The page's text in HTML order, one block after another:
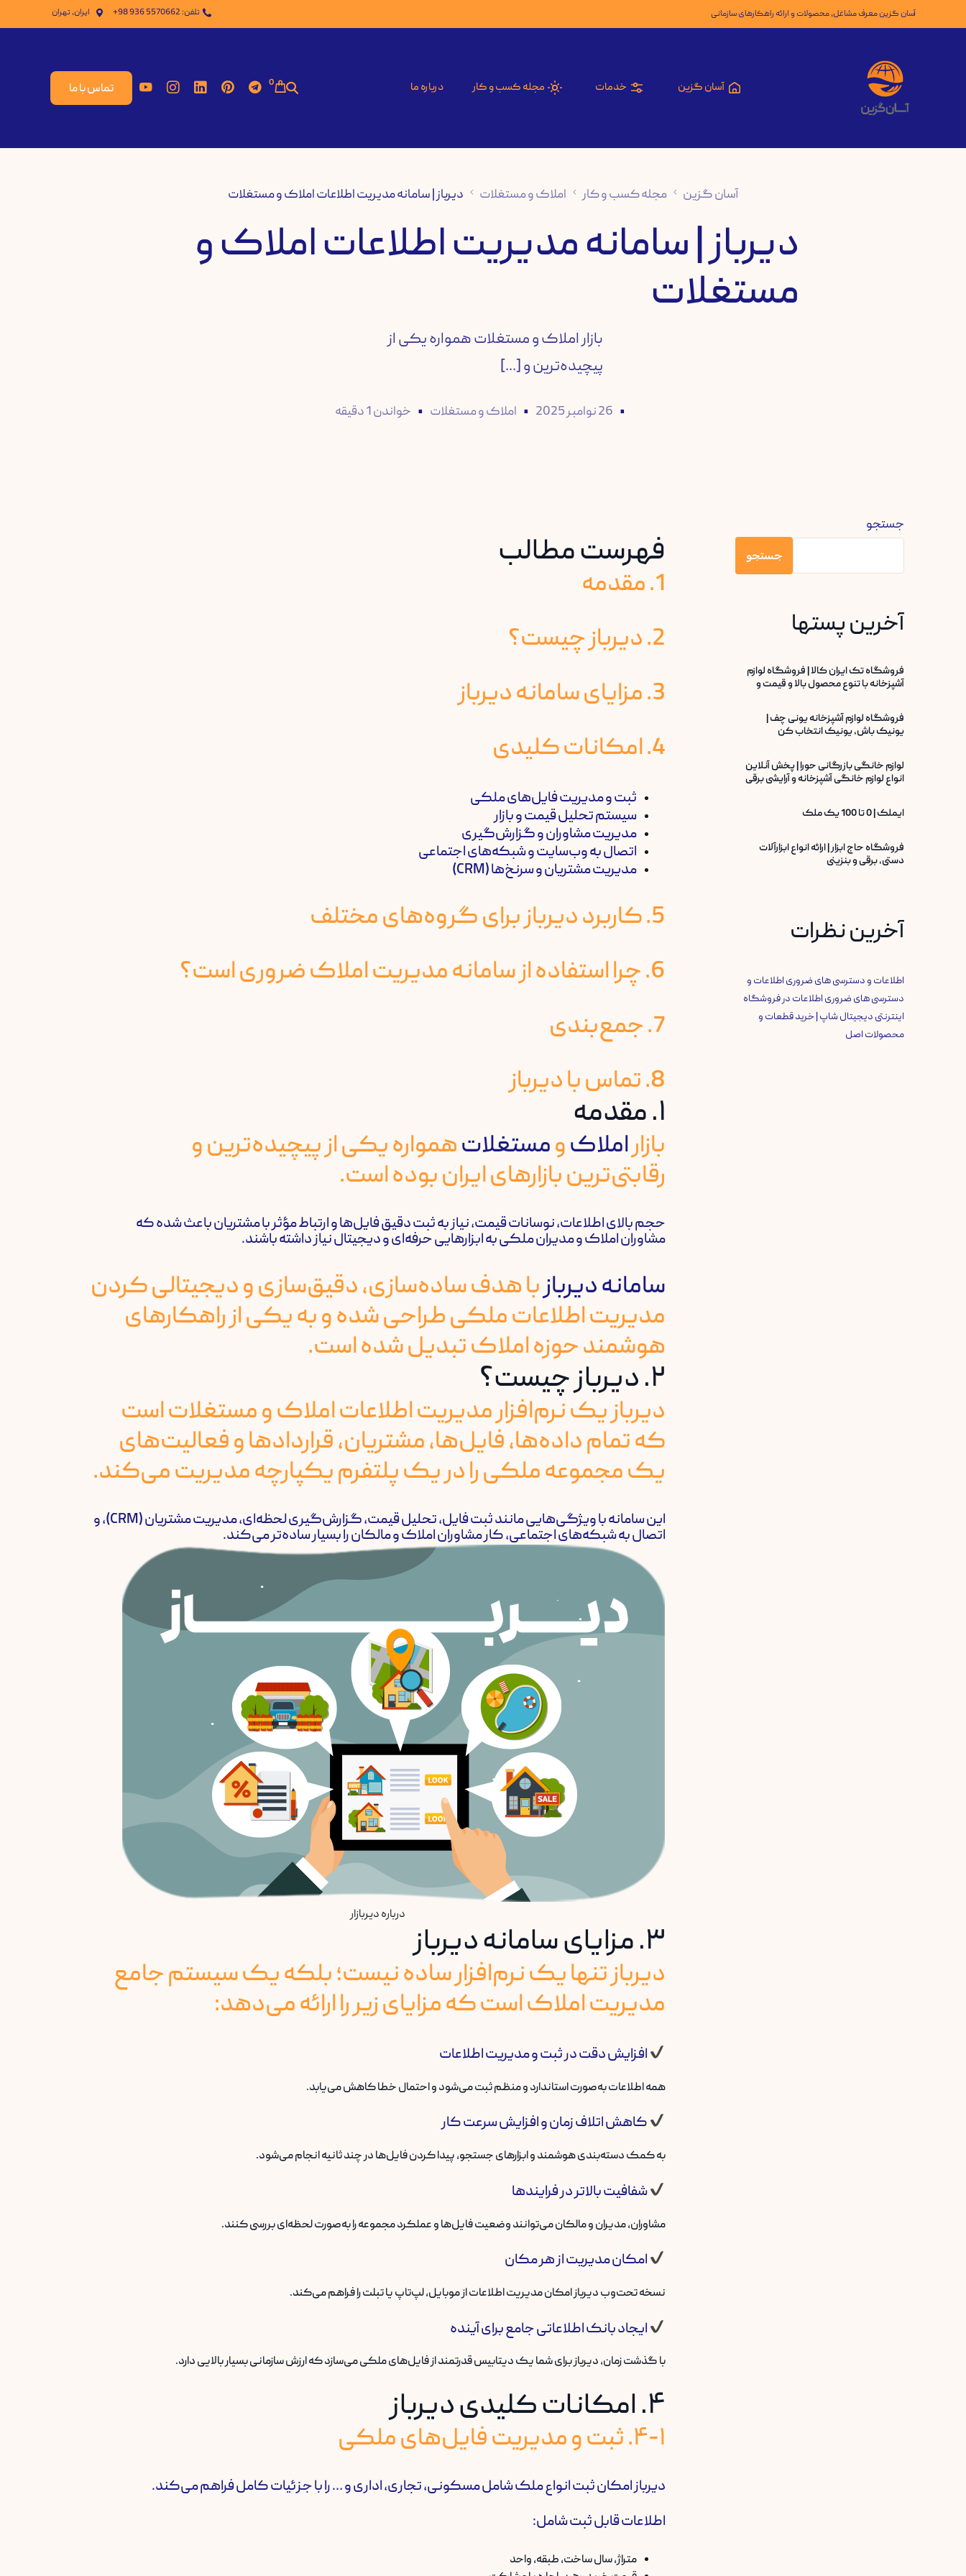
آسان گزین معرف مشاغل، محصولات و ارائه راهکارهای سازمانی تلفن: 5570662 936 98+ ایران، تهران
آسان گزین خدمات مجله کسب و کار درباره ما 0 تماس با ما
آسان گزین مجله کسب و کار املاک و مستغلات دیرباز | سامانه مدیریت اطلاعات املاک و مستغلات
دیرباز | سامانه مدیریت اطلاعات املاک و
مستغلات
بازار املاک و مستغلات همواره یکی از
پیچیده‌ترین و [...]
26 نوامبر 2025 املاک و مستغلات خواندن 1 دقیقه
فهرست مطالب
1. مقدمه
2. دیرباز چیست؟
3. مزایای سامانه دیرباز
4. امکانات کلیدی
ثبت و مدیریت فایل‌های ملکی
سیستم تحلیل قیمت و بازار
مدیریت مشاوران و گزارش‌گیری
اتصال به وب‌سایت و شبکه‌های اجتماعی
مدیریت مشتریان و سرنخ‌ها (CRM)
5. کاربرد دیرباز برای گروه‌های مختلف
6. چرا استفاده از سامانه مدیریت املاک ضروری است؟
7. جمع‌بندی
8. تماس با دیرباز
۱. مقدمه
بازاراملاکومستغلاتهمواره یکی از پیچیده‌ترین و
رقابتی‌ترین بازارهای ایران بوده است.
حجم بالای اطلاعات، نوسانات قیمت، نیاز به ثبت دقیق فایل‌ها و ارتباط مؤثر با مشتریان باعث شده که
مشاوران املاک و مدیران ملکی به ابزارهایی حرفه‌ای و دیجیتال نیاز داشته باشند.
سامانه دیربازبا هدف ساده‌سازی، دقیق‌سازی و دیجیتالی کردن
مدیریت اطلاعات ملکی طراحی شده و به یکی از راهکارهای
هوشمند حوزه املاک تبدیل شده است.
۲. دیرباز چیست؟
دیرباز یک نرم‌افزار مدیریت اطلاعات املاک و مستغلات است
که تمام داده‌ها، فایل‌ها، مشتریان، قراردادها و فعالیت‌های
یک مجموعه ملکی را در یک پلتفرم یکپارچه مدیریت می‌کند.
این سامانه با ویژگی‌هایی مانند ثبت فایل، تحلیل قیمت، گزارش‌گیری لحظه‌ای، مدیریت مشتریان (CRM)، و
اتصال به شبکه‌های اجتماعی، کار مشاوران املاک و مالکان را بسیار ساده‌تر می‌کند.
درباره دیربازار
۳. مزایای سامانه دیرباز
دیرباز تنها یک نرم‌افزار ساده نیست؛ بلکه یک سیستم جامع
مدیریت املاک است که مزایای زیر را ارائه می‌دهد:
افزایش دقت در ثبت و مدیریت اطلاعات
همه اطلاعات به‌صورت استاندارد و منظم ثبت می‌شود و احتمال خطا کاهش می‌یابد.
کاهش اتلاف زمان و افزایش سرعت کار
به کمک دسته‌بندی هوشمند و ابزارهای جستجو، پیدا کردن فایل‌ها در چند ثانیه انجام می‌شود.
شفافیت بالاتر در فرایندها
مشاوران، مدیران و مالکان می‌توانند وضعیت فایل‌ها و عملکرد مجموعه را به‌صورت لحظه‌ای بررسی کنند.
امکان مدیریت از هر مکان
نسخه تحت‌وب دیرباز امکان مدیریت اطلاعات از موبایل، لپ‌تاپ یا تبلت را فراهم می‌کند.
ایجاد بانک اطلاعاتی جامع برای آینده
با گذشت زمان، دیرباز برای شما یک دیتابیس قدرتمند از فایل‌های ملکی می‌سازد که ارزش سازمانی بسیار بالایی دارد.
۴. امکانات کلیدی دیرباز
۴-۱. ثبت و مدیریت فایل‌های ملکی
دیرباز امکان ثبت انواع ملک شامل مسکونی، تجاری، اداری و … را با جزئیات کامل فراهم می‌کند.
اطلاعات قابل ثبت شامل:
متراژ، سال ساخت، طبقه، واحد
جستجو
جستجو
آخرین پستها
فروشگاه تک ایران کالا | فروشگاه لوازم
آشپزخانه با تنوع محصول بالا و قیمت و
فروشگاه لوازم آشپزخانه یونی چف |
یونیک باش، یونیک انتخاب کن
لوازم خانگی بازرگانی حورا | پخش آنلاین
انواع لوازم خانگی آشپزخانه و آرایشی برقی
ایملک | 0 تا 100 یک ملک
فروشگاه حاج ابزار | ارائه انواع ابزارآلات
دستی، برقی و بنزینی
آخرین نظرات
اطلاعات و دسترسی های ضروری اطلاعات و
دسترسی های ضروری اطلاعات درفروشگاه
اینترنتی دیجیتال شاپ | خرید قطعات و
محصولات اصل